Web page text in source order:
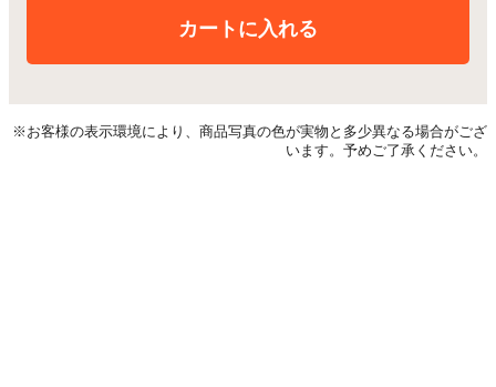
カートに入れる
※お客様の表示環境により、商品写真の色が実物と多少異なる場合がござ
います。予めご了承ください。